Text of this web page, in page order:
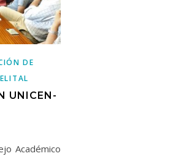
DE
UNICEN-
Académico